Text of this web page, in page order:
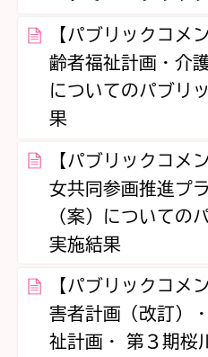
【パブリックコメ
齢者福祉計画・介
についてのパブリ
果
【パブリックコメ
女共同参画推進プ
（案）についての
実施結果
【パブリックコメ
害者計画（改訂）
祉計画・ 第３期桜